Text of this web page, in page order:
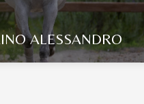
ALESSANDRO